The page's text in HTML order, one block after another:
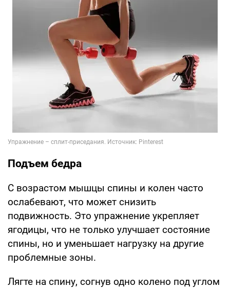
Подъем бедра
С возрастом мышцы спины и колен часто
ослабевают, что может снизить
подвижность. Это упражнение укрепляет
ягодицы, что не только улучшает состояние
спины, но и уменьшает нагрузку на другие
проблемные зоны.
Лягте на спину, согнув одно колено под углом